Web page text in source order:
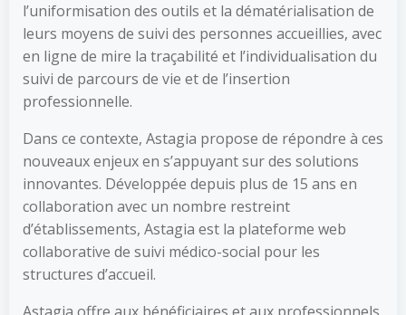
l’uniformisation des outils et la dématérialisation de
leurs moyens de suivi des personnes accueillies, avec
en ligne de mire la traçabilité et l’individualisation du
suivi de parcours de vie et de l’insertion
professionnelle.
Dans ce contexte, Astagia propose de répondre à ces
nouveaux enjeux en s’appuyant sur des solutions
innovantes. Développée depuis plus de 15 ans en
collaboration avec un nombre restreint
d’établissements, Astagia est la plateforme web
collaborative de suivi médico-social pour les
structures d’accueil.